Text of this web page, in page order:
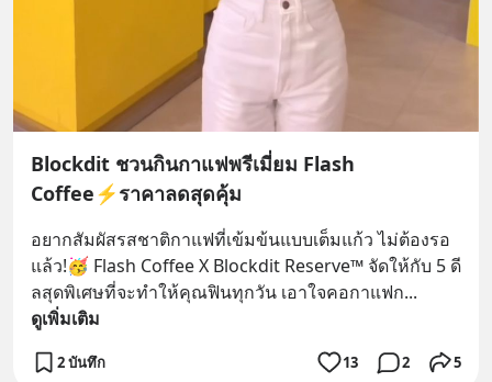
Blockdit ชวนกินกาแฟพรีเมี่ยม Flash
Coffee⚡ราคาลดสุดคุ้ม
อยากสัมผัสรสชาติกาแฟที่เข้มข้นแบบเต็มแก้ว ไม่ต้องรอ
แล้ว!🥳 Flash Coffee X Blockdit Reserve™ จัดให้กับ 5 ดี
ลสุดพิเศษที่จะทำให้คุณฟินทุกวัน เอาใจคอกาแฟก...
ดูเพิ่มเติม
2 บันทึก 13 2 5